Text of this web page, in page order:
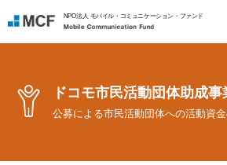
NPO法人 モバイル・コミュニケーション・ファンド
ドコモ市民活動団体助成事
公募による市民活動団体への活動資